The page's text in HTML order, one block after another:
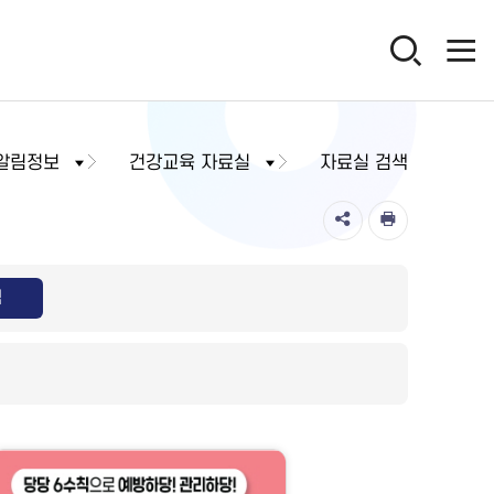
림정보 건강교육 자료실 자료실 검색